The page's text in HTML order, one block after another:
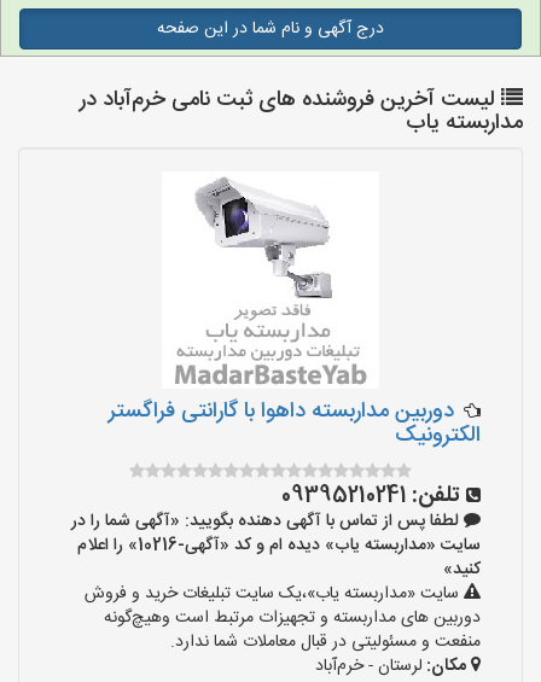
درج آگهی و نام شما در این صفحه
لیست آخرین فروشنده های ثبت نامی خرم‌آباد در
مداربسته یاب
دوربین مداربسته داهوا با گارانتی فراگستر
الکترونیک
تلفن: 09395210241
لطفا پس از تماس با آگهی دهنده بگویید: «آگهی شما را در
سایت «مداربسته یاب» دیده ام و کد «آگهی-10216» را اعلام
کنید»
سایت «مداربسته یاب»،یک سایت تبلیغات خرید و فروش
دوربین های مداربسته و تجهیزات مرتبط است وهیچ‌گونه
منفعت و مسئولیتی در قبال معاملات شما ندارد.
مکان: لرستان - خرم‌آباد